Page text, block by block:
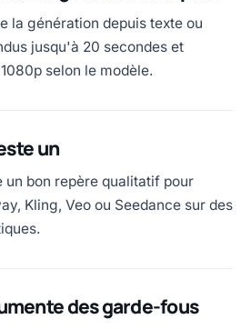
la génération depuis texte ou
jusqu'à 20 secondes et
selon le modèle.
un
un bon repère qualitatif pour
Kling, Veo ou Seedance sur des
des garde-fous